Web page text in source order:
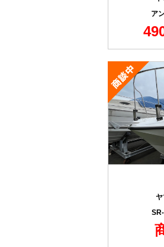
ボートを探
マリン用品
ボートイン
お気に入り